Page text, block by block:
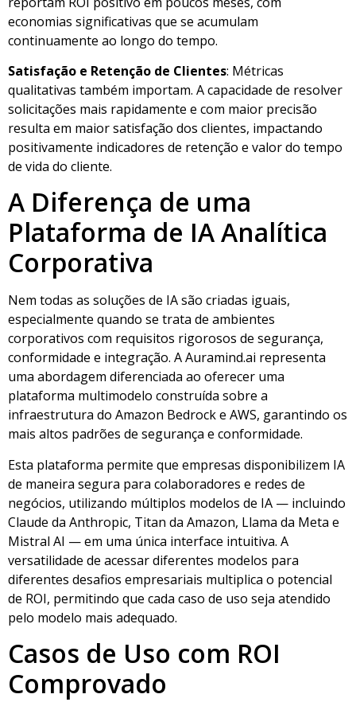
economias significativas que se acumulam
continuamente ao longo do tempo.
Satisfação e Retenção de Clientes: Métricas
qualitativas também importam. A capacidade de resolver
solicitações mais rapidamente e com maior precisão
resulta em maior satisfação dos clientes, impactando
positivamente indicadores de retenção e valor do tempo
de vida do cliente.
A Diferença de uma
Plataforma de IA Analítica
Corporativa
Nem todas as soluções de IA são criadas iguais,
especialmente quando se trata de ambientes
corporativos com requisitos rigorosos de segurança,
conformidade e integração. A Auramind.ai representa
uma abordagem diferenciada ao oferecer uma
plataforma multimodelo construída sobre a
infraestrutura do Amazon Bedrock e AWS, garantindo os
mais altos padrões de segurança e conformidade.
Esta plataforma permite que empresas disponibilizem IA
de maneira segura para colaboradores e redes de
negócios, utilizando múltiplos modelos de IA — incluindo
Claude da Anthropic, Titan da Amazon, Llama da Meta e
Mistral AI — em uma única interface intuitiva. A
versatilidade de acessar diferentes modelos para
diferentes desafios empresariais multiplica o potencial
de ROI, permitindo que cada caso de uso seja atendido
pelo modelo mais adequado.
Casos de Uso com ROI
Comprovado